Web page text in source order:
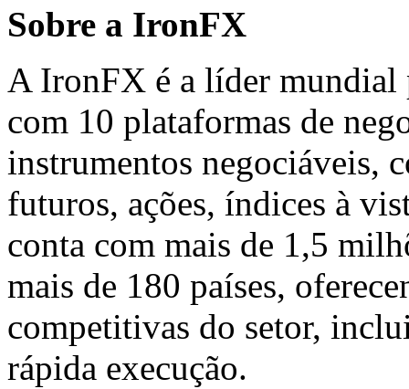
Sobre a IronFX
A IronFX é a líder mundial
com 10 plataformas de
instrumentos negociáveis,
futuros, ações, índices à
conta com mais de 1,5
mais de 180 países,
competitivas do setor,
rápida execução.